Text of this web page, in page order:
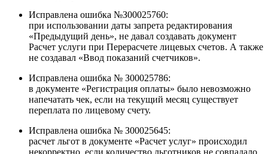
Исправлена ошибка №З00025760:
при использовании даты запрета редактирования
«Предыдущий день», не давал создавать документ
Расчет услуги при Перерасчете лицевых счетов. А также
не создавал «Ввод показаний счетчиков».
Исправлена ошибка № З00025786:
в документе «Регистрация оплаты» было невозможно
напечатать чек, если на текущий месяц существует
переплата по лицевому счету.
Исправлена ошибка № З00025645:
расчет льгот в документе «Расчет услуг» происходил
некорректно, если количество льготников не совпадало